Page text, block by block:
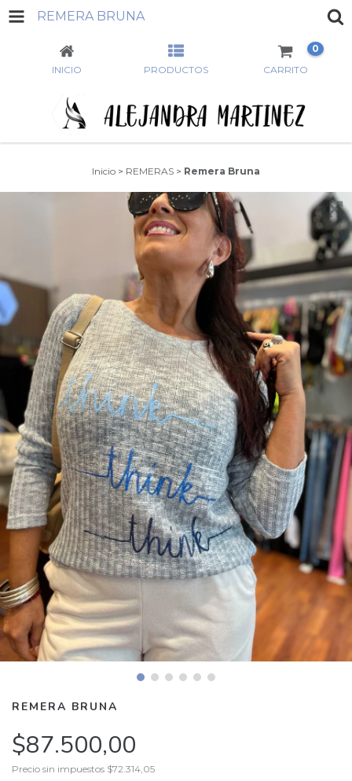
REMERA BRUNA
INICIO PRODUCTOS CARRITO
0
Inicio > REMERAS > Remera Bruna
REMERA BRUNA
$87.500,00
Precio sin impuestos $72.314,05